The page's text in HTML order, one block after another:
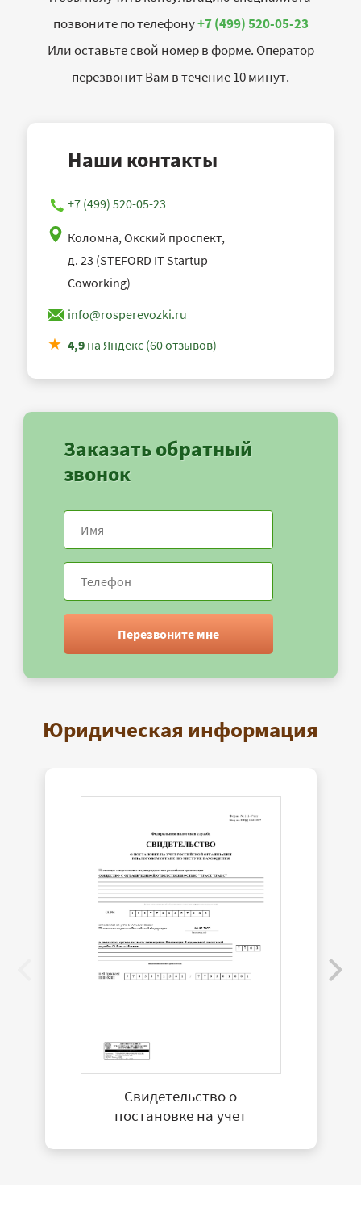
позвоните по телефону+7 (499) 520-05-23
Или оставьте свой номер в форме. Оператор
перезвонит Вам в течение 10 минут.
Наши контакты
+7 (499) 520-05-23
Коломна, Окский проспект,
д. 23 (STEFORD IT Startup
Coworking)
info@rosperevozki.ru
4,9 на Яндекс (60 отзывов)
Заказать обратный
звонок
Перезвоните мне
Юридическая информация
Свидетельство о
постановке на учет